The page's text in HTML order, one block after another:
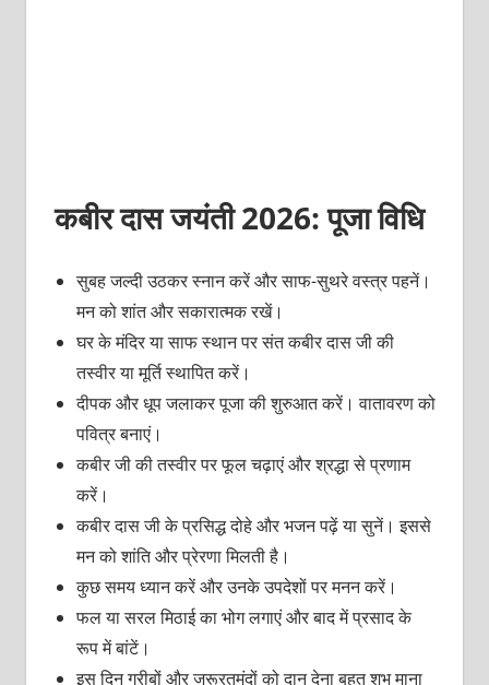
कबीर दास जयंती 2026: पूजा विधि
सुबह जल्दी उठकर स्नान करें और साफ-सुथरे वस्त्र पहनें।
मन को शांत और सकारात्मक रखें।
घर के मंदिर या साफ स्थान पर संत कबीर दास जी की
तस्वीर या मूर्ति स्थापित करें।
दीपक और धूप जलाकर पूजा की शुरुआत करें। वातावरण को
पवित्र बनाएं।
कबीर जी की तस्वीर पर फूल चढ़ाएं और श्रद्धा से प्रणाम
करें।
कबीर दास जी के प्रसिद्ध दोहे और भजन पढ़ें या सुनें। इससे
मन को शांति और प्रेरणा मिलती है।
कुछ समय ध्यान करें और उनके उपदेशों पर मनन करें।
फल या सरल मिठाई का भोग लगाएं और बाद में प्रसाद के
रूप में बांटें।
इस दिन गरीबों और जरूरतमंदों को दान देना बहुत शुभ माना